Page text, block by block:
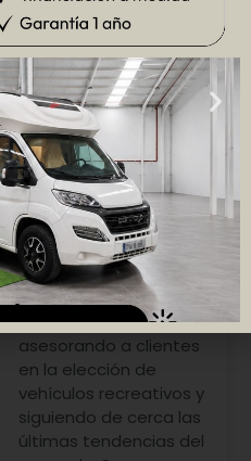
Paqui Valero
Paqui Valero, directora
comercial especialista
en caravanas,
campers y
autocaravanas.
Cuenta con más de 10
años de experiencia
en el sector del
caravaning,
asesorando a clientes
en la elección de
vehículos recreativos y
siguiendo de cerca las
últimas tendencias del